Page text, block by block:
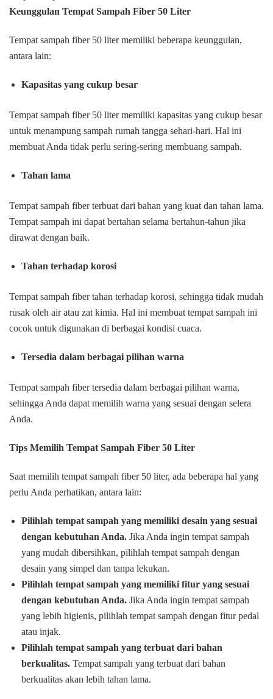
Keunggulan Tempat Sampah Fiber 50 Liter
Tempat sampah fiber 50 liter memiliki beberapa keunggulan,
antara lain:
Kapasitas yang cukup besar
Tempat sampah fiber 50 liter memiliki kapasitas yang cukup besar
untuk menampung sampah rumah tangga sehari-hari. Hal ini
membuat Anda tidak perlu sering-sering membuang sampah.
Tahan lama
Tempat sampah fiber terbuat dari bahan yang kuat dan tahan lama.
Tempat sampah ini dapat bertahan selama bertahun-tahun jika
dirawat dengan baik.
Tahan terhadap korosi
Tempat sampah fiber tahan terhadap korosi, sehingga tidak mudah
rusak oleh air atau zat kimia. Hal ini membuat tempat sampah ini
cocok untuk digunakan di berbagai kondisi cuaca.
Tersedia dalam berbagai pilihan warna
Tempat sampah fiber tersedia dalam berbagai pilihan warna,
sehingga Anda dapat memilih warna yang sesuai dengan selera
Anda.
Tips Memilih Tempat Sampah Fiber 50 Liter
Saat memilih tempat sampah fiber 50 liter, ada beberapa hal yang
perlu Anda perhatikan, antara lain:
Pilihlah tempat sampah yang memiliki desain yang sesuai
dengan kebutuhan Anda. Jika Anda ingin tempat sampah
yang mudah dibersihkan, pilihlah tempat sampah dengan
desain yang simpel dan tanpa lekukan.
Pilihlah tempat sampah yang memiliki fitur yang sesuai
dengan kebutuhan Anda. Jika Anda ingin tempat sampah
yang lebih higienis, pilihlah tempat sampah dengan fitur pedal
atau injak.
Pilihlah tempat sampah yang terbuat dari bahan
berkualitas. Tempat sampah yang terbuat dari bahan
berkualitas akan lebih tahan lama.